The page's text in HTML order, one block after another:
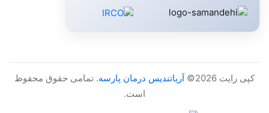
کپی رایت 2026© آریاتندیس درمان پارسه. تمامی حقوق محفوظ
است.